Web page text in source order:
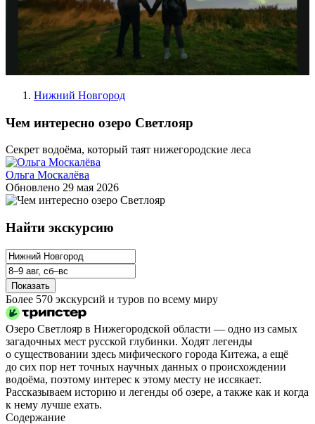
Нижний Новгород
Чем интересно озеро Светлояр
Секрет водоёма, который таят нижегородские леса
Ольга Москалёва
Обновлено 29 мая 2026
Найти экскурсию
Показать
Более 570 экскурсий и туров по всему миру
Озеро Светлояр в Нижегородской области — одно из самых
загадочных мест русской глубинки. Ходят легенды
о существовании здесь мифического города Китежа, а ещё
до сих пор нет точных научных данных о происхождении
водоёма, поэтому интерес к этому месту не иссякает.
Рассказываем историю и легенды об озере, а также как и когда
к нему лучше ехать.
Содержание